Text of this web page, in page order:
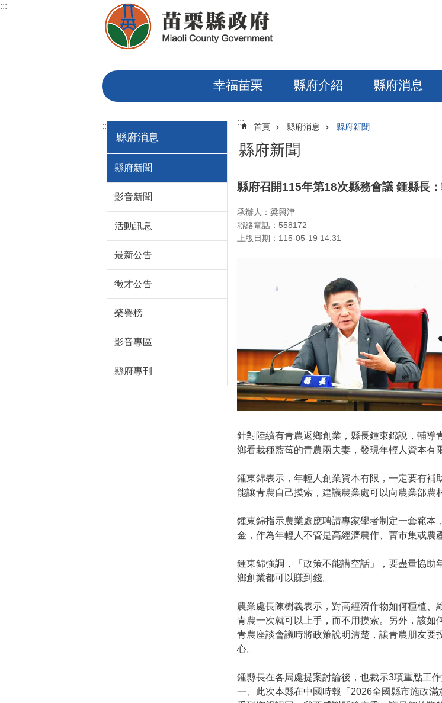
跳到主要內容區塊
:::
幸福苗栗 縣府介紹 縣府消息
:::
縣府消息
縣府新聞
影音新聞
活動訊息
最新公告
徵才公告
榮譽榜
影音專區
縣府專刊
::: 首頁 縣府消息 縣府新聞
縣府新聞
縣府召開115年第18次縣務會議 鍾縣長
承辦人：梁興津
聯絡電話：558172
上版日期：115-05-19 14:31
針對陸續有青農返鄉創業，縣長鍾東錦說，輔導
鄉看栽種藍莓的青農兩夫妻，發現年輕人資本有
鍾東錦表示，年輕人創業資本有限，一定要有
能讓青農自己摸索，建議農業處可以向農業部農
鍾東錦指示農業處應聘請專家學者制定一套範
金，作為年輕人不管是高經濟農作、菁市集或農
鍾東錦強調，「政策不能講空話」，要盡量協助
鄉創業都可以賺到錢。
農業處長陳樹義表示，對高經濟作物如何種植
青農一次就可以上手，而不用摸索。另外，該
青農座談會議時將政策說明清楚，讓青農朋友
心。
鍾縣長在各局處提案討論後，也裁示3項重點工作
一、此次本縣在中國時報「2026全國縣市施政